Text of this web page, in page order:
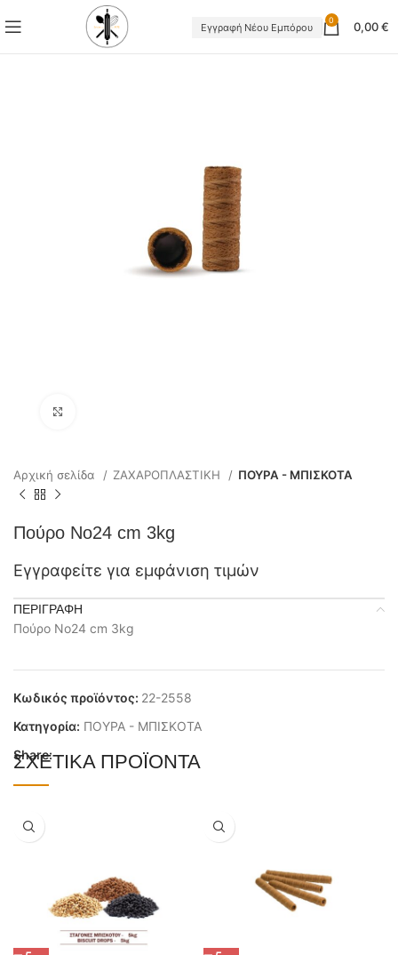
Εγγραφή Νέου Εμπόρου
0 0,00€
Αρχική σελίδα ΖΑΧΑΡΟΠΛΑΣΤΙΚΗ ΠΟΥΡΑ - ΜΠΙΣΚΟΤΑ
Πούρο No24 cm 3kg
Εγγραφείτε για εμφάνιση τιμών
ΠΕΡΙΓΡΑΦΉ
Πούρο No24 cm 3kg
Κωδικός προϊόντος: 22-2558
Κατηγορία: ΠΟΥΡΑ - ΜΠΙΣΚΟΤΑ
Share:
ΣΧΕΤΙΚΆ ΠΡΟΪΌΝΤΑ